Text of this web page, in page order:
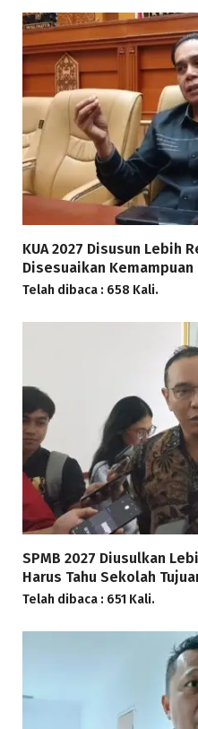
KUA 2027 Disusun Lebih
Disesuaikan Kemampuan
Telah dibaca : 658 Kali.
SPMB 2027 Diusulkan
Harus Tahu Sekolah
Telah dibaca : 651 Kali.